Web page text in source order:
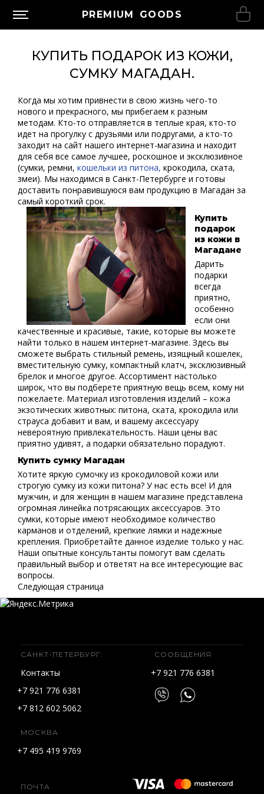
PREMIUM GOODS
КУПИТЬ ПОДАРОК ИЗ КОЖИ,
СУМКУ МАГАДАН.
Когда мы хотим привнести в свою жизнь чего-то
нового и прекрасного, мы прибегаем к разным
методам. Кто-то отправляется в теплые края, кто-то
идет на прогулку с друзьями или подругами, а кто-то
заходит на сайт нашего интернет-магазина и находит
для себя все самое лучшее, роскошное и эксклюзивное
(сумки, ремни, кошельки из питона, крокодила, ската,
змеи). Мы находимся в Санкт-Петербурге и готовы
доставить понравившуюся вам продукцию в Магадан за
самый короткий срок.
Купить
подарок
из кожи в
Магадане
Дарить
подарки
всегда
приятно,
особенно
если они
качественные и красивые, такие, которые вы можете
найти только в нашем интернет-магазине. Здесь вы
сможете выбрать стильный ремень, изящный кошелек,
вместительную сумку, компактный клатч, эксклюзивный
брелок и многое другое. Ассортимент настолько
широк, что вы подберете приятную вещь всем, кому ни
пожелаете. Материал изготовления изделий – кожа
экзотических животных: питона, ската, крокодила или
страуса добавит и вам, и вашему аксессуару
невероятную привлекательность. Наши цены вас
приятно удивят, а подарки обязательно порадуют.
Купить сумку Магадан
Хотите яркую сумочку из крокодиловой кожи или
строгую сумку из кожи питона? У нас есть все! И для
мужчин, и для женщин в нашем магазине представлена
огромная линейка потрясающих аксессуаров. Это
сумки, которые имеют необходимое количество
карманов и отделений, крепкие лямки и надежные
крепления. Приобретайте данное изделие только у нас.
Наши опытные консультанты помогут вам сделать
правильный выбор и ответят на все интересующие вас
вопросы.
Следующая страница
САНКТ-ПЕТЕРБУРГ:
Контакты
+7 921 776 6381
+7 812 602 5062
МОСКВА
+7 495 419 9769
СООБЩЕНИЯ
+7 921 776 6381
ПОЧТА